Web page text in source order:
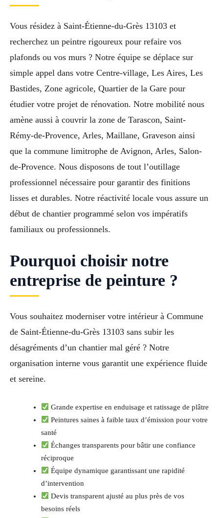
Vous résidez à Saint-Étienne-du-Grès 13103 et
recherchez un peintre rigoureux pour refaire vos
plafonds ou vos murs ? Notre équipe se déplace sur
simple appel dans votre Centre-village, Les Aires, Les
Bastides, Zone agricole, Quartier de la Gare pour
étudier votre projet de rénovation. Notre mobilité nous
amène aussi à couvrir la zone de Tarascon, Saint-
Rémy-de-Provence, Arles, Maillane, Graveson ainsi
que la commune limitrophe de Avignon, Arles, Salon-
de-Provence. Nous disposons de tout l’outillage
professionnel nécessaire pour garantir des finitions
lisses et durables. Notre réactivité locale vous assure un
début de chantier programmé selon vos impératifs
familiaux ou professionnels.
Pourquoi choisir notre
entreprise de peinture ?
Vous souhaitez moderniser votre intérieur à Commune
de Saint-Étienne-du-Grès 13103 sans subir les
désagréments d’un chantier mal géré ? Notre
organisation interne vous garantit une expérience fluide
et sereine.
Grande expertise en enduisage et ratissage de plâtre
Peintures saines à faible taux d’émission pour votre
santé
Échanges transparents pour bâtir une confiance
réciproque
Équipe dynamique garantissant une rapidité
d’intervention
Devis transparent ajusté au plus près de vos
besoins réels